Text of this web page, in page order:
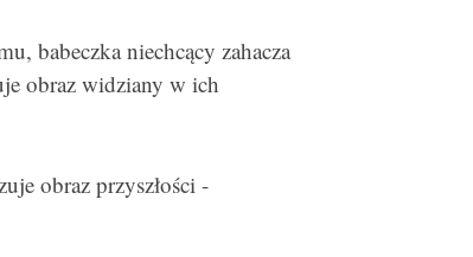
babeczka niechcący zahacza
obraz widziany w ich
obraz przyszłości -